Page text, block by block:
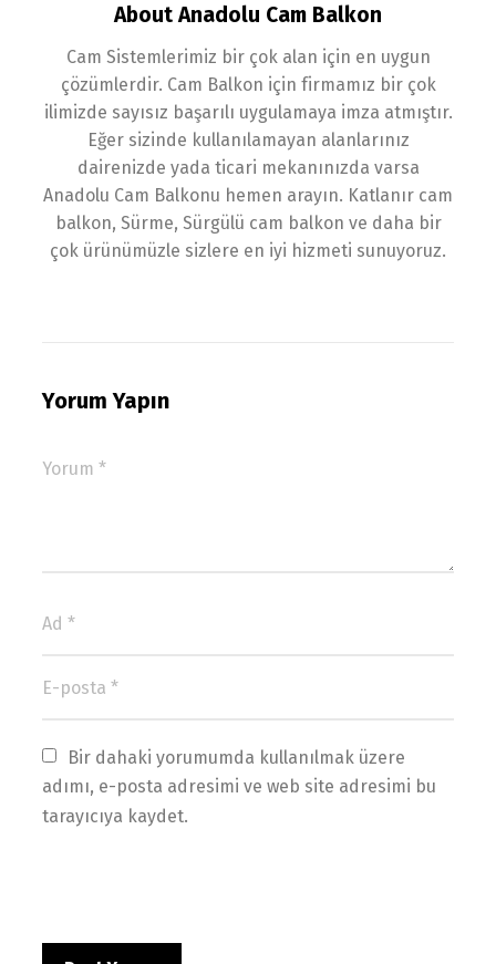
About Anadolu Cam Balkon
Cam Sistemlerimiz bir çok alan için en uygun
çözümlerdir. Cam Balkon için firmamız bir çok
ilimizde sayısız başarılı uygulamaya imza atmıştır.
Eğer sizinde kullanılamayan alanlarınız
dairenizde yada ticari mekanınızda varsa
Anadolu Cam Balkonu hemen arayın. Katlanır cam
balkon, Sürme, Sürgülü cam balkon ve daha bir
çok ürünümüzle sizlere en iyi hizmeti sunuyoruz.
Yorum Yapın
Bir dahaki yorumumda kullanılmak üzere
adımı, e-posta adresimi ve web site adresimi bu
tarayıcıya kaydet.